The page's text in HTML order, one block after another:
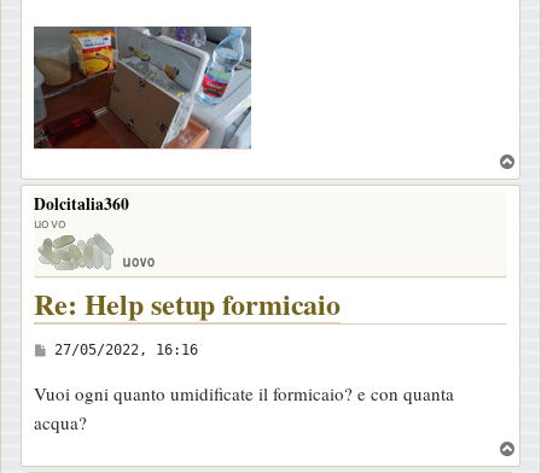
o
Dolcitalia360
uovo
Re: Help setup formicaio
M
s
s
a
27/05/2022, 16:16
Vuoi ogni quanto umidificate il formicaio? e con quanta
acqua?